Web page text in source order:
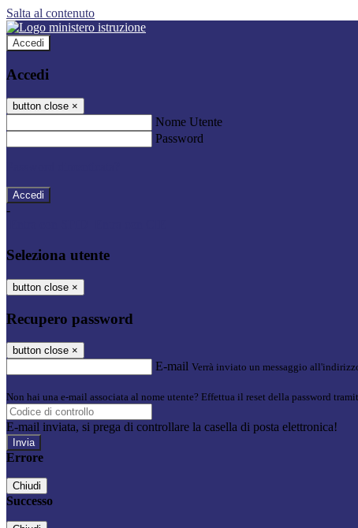
Salta al contenuto
Accedi
Accedi
button close ×
Nome Utente
Password
-
Seleziona utente
button close ×
Recupero password
button close ×
E-mail Verrà inviato un messaggio
Non hai una e-mail associata al nome utente? Effettua il reset della password
E-mail inviata, si prega di controllare la casella di posta elettronica!
Errore
Chiudi
Successo